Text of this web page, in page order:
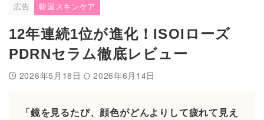
広告
韓国スキンケア
12年連続1位が進化！ISOIローズ
PDRNセラム徹底レビュー
2026年5月18日 2026年6月14日
「鏡を見るたび、顔色がどんよりして疲れて見え